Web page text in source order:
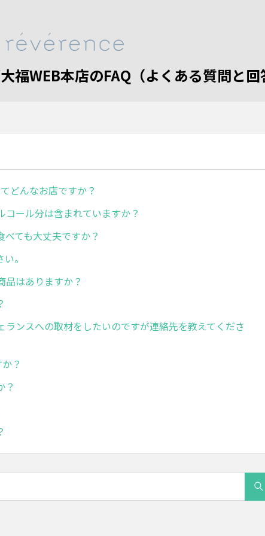
WEB本店のFAQ（よくある質問と回
どんなお店ですか？
ール分は含まれていますか？
ても大丈夫ですか？
。
品はありますか？
ランスへの取材をしたいのですが連絡先を教えてくださ
？
？